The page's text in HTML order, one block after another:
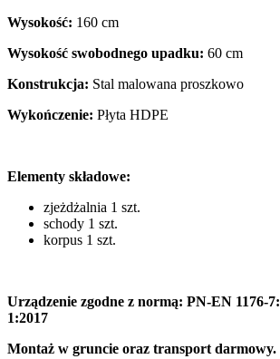
Wysokość: 160 cm
Wysokość swobodnego upadku: 60 cm
Konstrukcja: Stal malowana proszkowo
Wykończenie: Płyta HDPE
Elementy składowe:
zjeżdżalnia 1 szt.
schody 1 szt.
korpus 1 szt.
Urządzenie zgodne z normą: PN-EN 1176-
1:2017
Montaż w gruncie oraz transport darmowy.